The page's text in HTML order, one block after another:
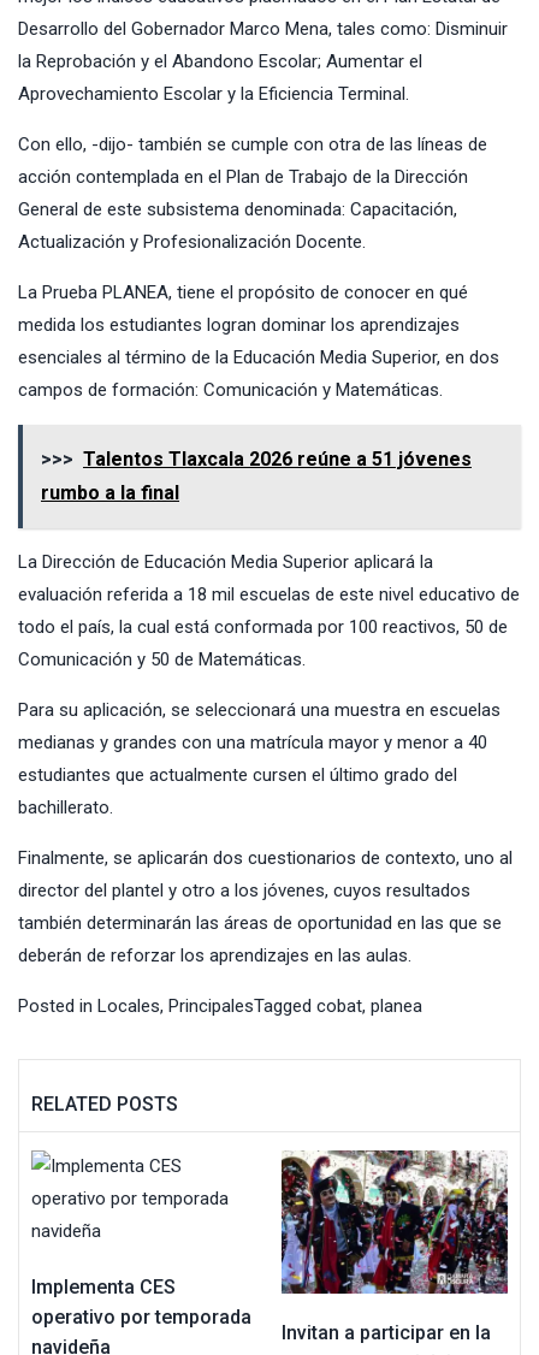
Desarrollo del Gobernador Marco Mena, tales como: Disminuir
la Reprobación y el Abandono Escolar; Aumentar el
Aprovechamiento Escolar y la Eficiencia Terminal.
Con ello, -dijo- también se cumple con otra de las líneas de
acción contemplada en el Plan de Trabajo de la Dirección
General de este subsistema denominada: Capacitación,
Actualización y Profesionalización Docente.
La Prueba PLANEA, tiene el propósito de conocer en qué
medida los estudiantes logran dominar los aprendizajes
esenciales al término de la Educación Media Superior, en dos
campos de formación: Comunicación y Matemáticas.
>>> Talentos Tlaxcala 2026 reúne a 51 jóvenes
rumbo a la final
La Dirección de Educación Media Superior aplicará la
evaluación referida a 18 mil escuelas de este nivel educativo de
todo el país, la cual está conformada por 100 reactivos, 50 de
Comunicación y 50 de Matemáticas.
Para su aplicación, se seleccionará una muestra en escuelas
medianas y grandes con una matrícula mayor y menor a 40
estudiantes que actualmente cursen el último grado del
bachillerato.
Finalmente, se aplicarán dos cuestionarios de contexto, uno al
director del plantel y otro a los jóvenes, cuyos resultados
también determinarán las áreas de oportunidad en las que se
deberán de reforzar los aprendizajes en las aulas.
Posted in Locales, PrincipalesTagged cobat, planea
RELATED POSTS
Implementa CES
operativo por temporada
navideña
Invitan a participar en la